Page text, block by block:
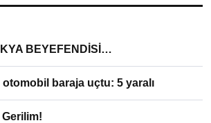
BEYEFENDİSİ…
baraja uçtu: 5 yaralı